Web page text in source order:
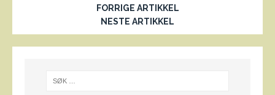
FORRIGE ARTIKKEL
NESTE ARTIKKEL